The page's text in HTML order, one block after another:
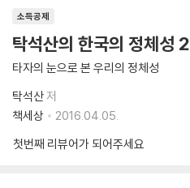
소득공제
탁석산의 한국의 정체성 2
타자의 눈으로 본 우리의 정체성
탁석산저
책세상
2016.04.05.
첫번째 리뷰어가 되어주세요